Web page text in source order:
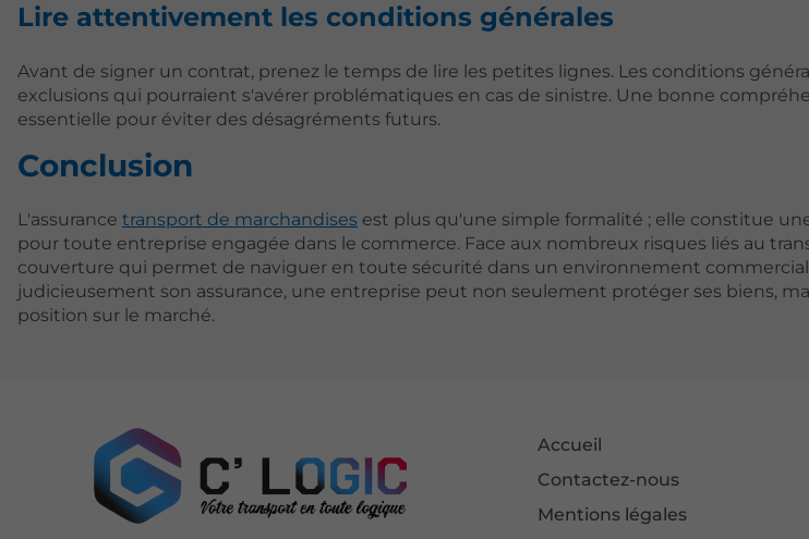
Lire attentivement les conditions générales
Avant de signer un contrat, prenez le temps de lire les petites lignes. Les conditions
exclusions qui pourraient s'avérer problématiques en cas de sinistre. Une bonne
essentielle pour éviter des désagréments futurs.
Conclusion
L'assurance transport de marchandises est plus qu'une simple formalité ; elle constitue
pour toute entreprise engagée dans le commerce. Face aux nombreux risques liés au
couverture qui permet de naviguer en toute sécurité dans un environnement
judicieusement son assurance, une entreprise peut non seulement protéger ses biens,
position sur le marché.
Accueil
Contactez-nous
Mentions légales